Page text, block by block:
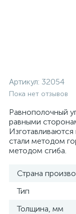
Артикул: 32054
Пока нет отзывов
Равнополочный
равными
стали методом
методом сгиба.
Страна
Тип
Толщина, мм